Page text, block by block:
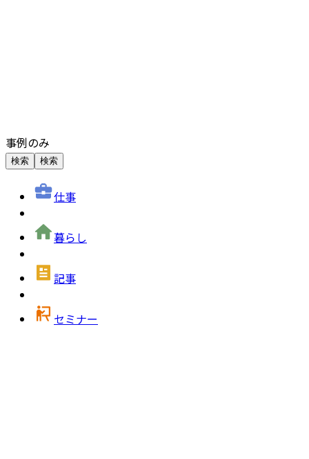
事例のみ
検索 検索
仕事
暮らし
記事
セミナー